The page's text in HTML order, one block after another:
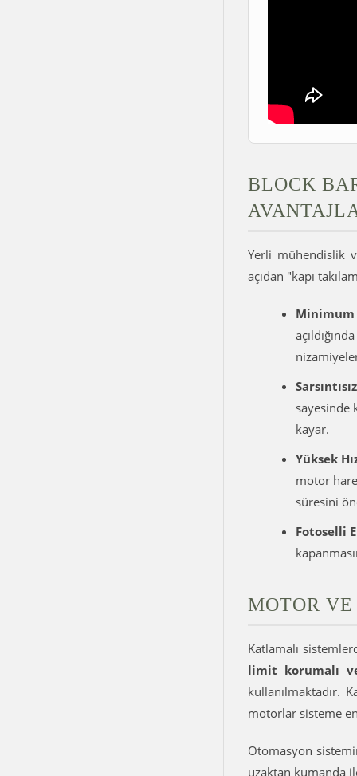
BLOCK
Yerli mühendislik
açıdan "kapı
Minimum
sayesinde
kayar.
Yüksek
motor
süresini
Fotoselli
MOTOR
Katlamalı
limit korumalı
kullanılmaktadır.
motorlar sisteme
Otomasyon
uzaktan kumanda